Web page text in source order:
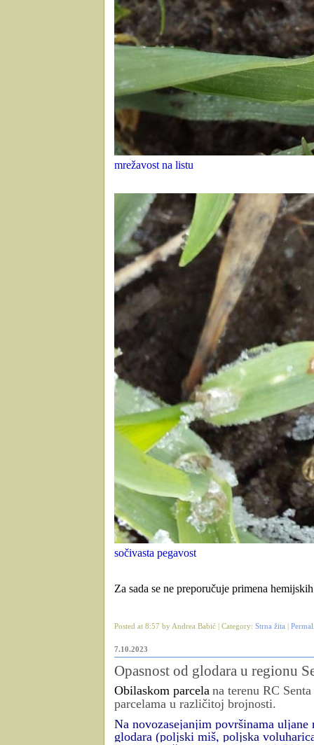
mrežavost na listu
sočivasta pegavost
Za sada se ne preporučuje primena
Posted at 8:57 by Andrea Babić | Category: Strna žita
7.10.2023
Opasnost od glodara u regionu
Obilaskom parcela na terenu RC
parcelama u različitoj brojnosti.
Na novozasejanjim površinama
glodara (poljski miš, poljska